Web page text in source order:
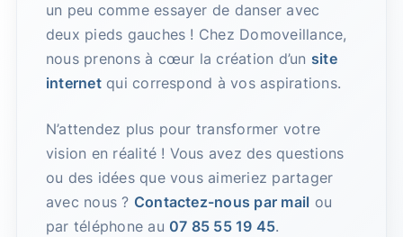
un peu comme essayer de danser avec
deux pieds gauches ! Chez Domoveillance,
nous prenons à cœur la création d’un site
internetqui correspond à vos aspirations.
N’attendez plus pour transformer votre
vision en réalité ! Vous avez des questions
ou des idées que vous aimeriez partager
avec nous ? Contactez-nous par mail ou
par téléphone au 07 85 55 19 45.